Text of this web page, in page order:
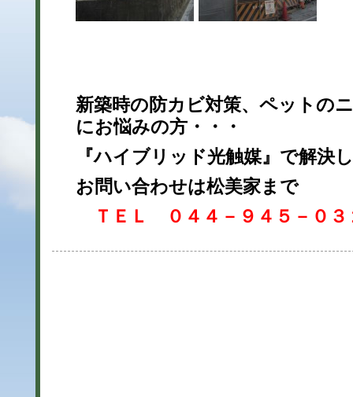
新築時の防カビ対策、ペットの
にお悩みの方・・・
『ハイブリッド光触媒』で解決
お問い合わせは松美家まで
ＴＥＬ ０４４－９４５－０３